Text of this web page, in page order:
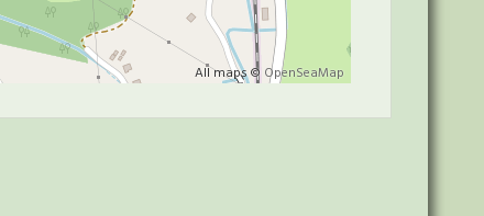
All maps © OpenSeaMap